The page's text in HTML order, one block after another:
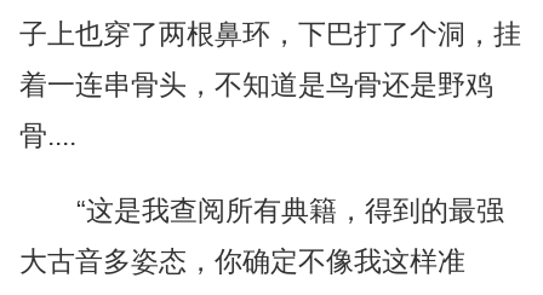
子上也穿了两根鼻环，下巴打了个洞，挂
着一连串骨头，不知道是鸟骨还是野鸡
骨....
“这是我查阅所有典籍，得到的最强
大古音多姿态，你确定不像我这样准